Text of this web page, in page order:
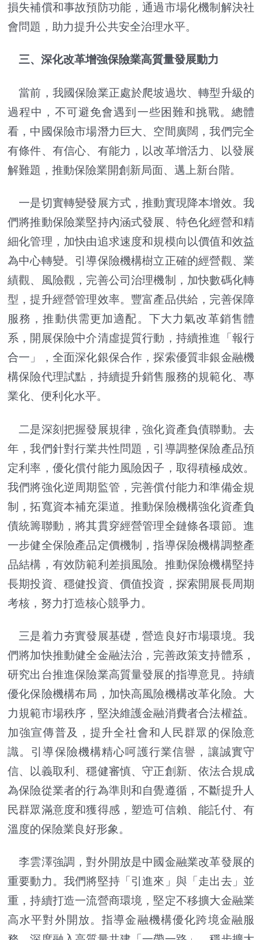
損失補償和事故預防功能，通過市場化機制解決社
會問題，助力提升公共安全治理水平。
三、深化改革增強保險業高質量發展動力
當前，我國保險業正處於爬坡過坎、轉型升級的
過程中，不可避免會遇到一些困難和挑戰。總體
看，中國保險市場潛力巨大、空間廣闊，我們完全
有條件、有信心、有能力，以改革增活力、以發展
解難題，推動保險業開創新局面、邁上新台階。
一是切實轉變發展方式，推動實現降本增效。我
們將推動保險業堅持內涵式發展、特色化經營和精
細化管理，加快由追求速度和規模向以價值和效益
為中心轉變。引導保險機構樹立正確的經營觀、業
績觀、風險觀，完善公司治理機制，加快數碼化轉
型，提升經營管理效率。豐富產品供給，完善保障
服務，推動供需更加適配。下大力氣改革銷售體
系，開展保險中介清虛提質行動，持續推進「報行
合一」，全面深化銀保合作，探索優質非銀金融機
構保險代理試點，持續提升銷售服務的規範化、專
業化、便利化水平。
二是深刻把握發展規律，強化資產負債聯動。去
年，我們針對行業共性問題，引導調整保險產品預
定利率，優化償付能力風險因子，取得積極成效。
我們將強化逆周期監管，完善償付能力和準備金規
制，拓寬資本補充渠道。推動保險機構強化資產負
債統籌聯動，將其貫穿經營管理全鏈條各環節。進
一步健全保險產品定價機制，指導保險機構調整產
品結構，有效防範利差損風險。推動保險機構堅持
長期投資、穩健投資、價值投資，探索開展長周期
考核，努力打造核心競爭力。
三是着力夯實發展基礎，營造良好市場環境。我
們將加快推動健全金融法治，完善政策支持體系，
研究出台推進保險業高質量發展的指導意見。持續
優化保險機構布局，加快高風險機構改革化險。大
力規範市場秩序，堅決維護金融消費者合法權益。
加強宣傳普及，提升全社會和人民群眾的保險意
識。引導保險機構精心呵護行業信譽，讓誠實守
信、以義取利、穩健審慎、守正創新、依法合規成
為保險從業者的行為準則和自覺遵循，不斷提升人
民群眾滿意度和獲得感，塑造可信賴、能託付、有
溫度的保險業良好形象。
李雲澤強調，對外開放是中國金融業改革發展的
重要動力。我們將堅持「引進來」與「走出去」並
重，持續打造一流營商環境，堅定不移擴大金融業
高水平對外開放。指導金融機構優化跨境金融服